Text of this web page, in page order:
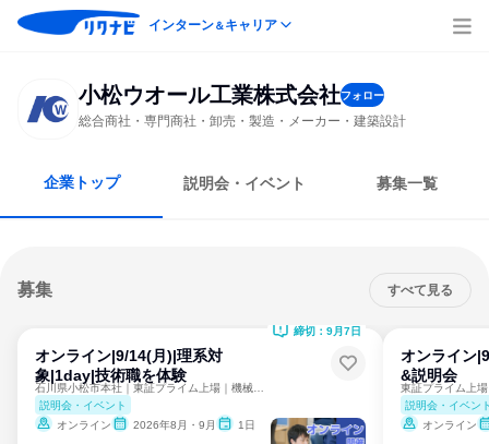
インターン＆キャリア
小松ウオール工業株式会社フォロー
総合商社・専門商社・卸売・製造・メーカー・建築設計
企業トップ 説明会・イベント 募集一覧
募集 すべて見る
オンライン|9/14(月)|理系対
象|1day|技術職を体験
説明会・イベント
オンライン
2026年8月・9月 1日
締切：9月7日
オンライン
&説明会
説明会・イベン
オンライン